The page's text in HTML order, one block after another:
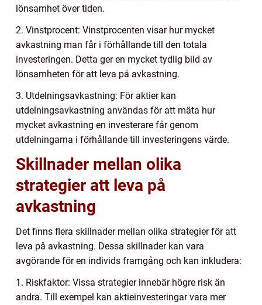
lönsamhet över tiden.
2. Vinstprocent: Vinstprocenten visar hur mycket
avkastning man får i förhållande till den totala
investeringen. Detta ger en mycket tydlig bild av
lönsamheten för att leva på avkastning.
3. Utdelningsavkastning: För aktier kan
utdelningsavkastning användas för att mäta hur
mycket avkastning en investerare får genom
utdelningarna i förhållande till investeringens värde.
Skillnader mellan olika
strategier att leva på
avkastning
Det finns flera skillnader mellan olika strategier för att
leva på avkastning. Dessa skillnader kan vara
avgörande för en individs framgång och kan inkludera:
1. Riskfaktor: Vissa strategier innebär högre risk än
andra. Till exempel kan aktieinvesteringar vara mer